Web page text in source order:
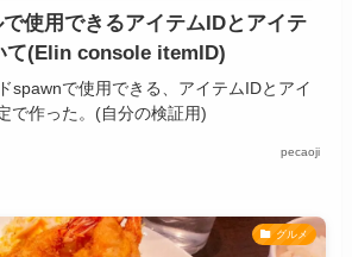
使用できるアイテムIDとアイテ
て(Elin console itemID)
spawnで使用できる、アイテムIDとアイ
で作った。(自分の検証用)
pecaoji
グルメ